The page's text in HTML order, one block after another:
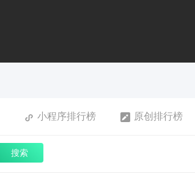
小程序排行榜 原创排行榜
搜索